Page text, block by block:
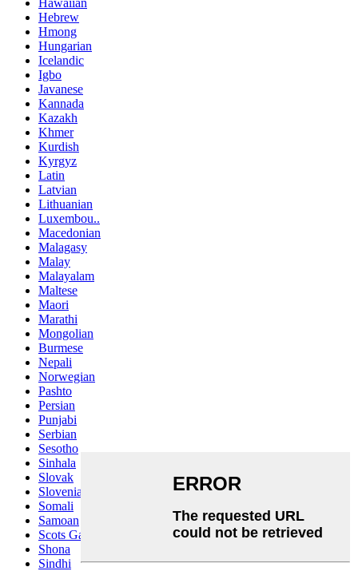
Hawaiian
Hebrew
Hmong
Hungarian
Icelandic
Igbo
Javanese
Kannada
Kazakh
Khmer
Kurdish
Kyrgyz
Latin
Latvian
Lithuanian
Luxembou..
Macedonian
Malagasy
Malay
Malayalam
Maltese
Maori
Marathi
Mongolian
Burmese
Nepali
Norwegian
Pashto
Persian
Punjabi
Serbian
Sesotho
Sinhala
Slovak
Slovenian
Somali
Samoan
Scots Gaelic
Shona
Sindhi